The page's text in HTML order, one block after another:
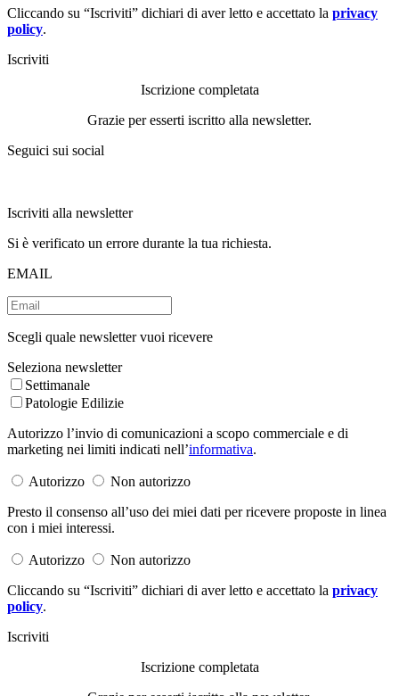
Cliccando su “Iscriviti” dichiari di aver letto e accettato la privacy
policy.
Iscriviti
Iscrizione completata
Grazie per esserti iscritto alla newsletter.
Seguici sui social
Iscriviti alla newsletter
Si è verificato un errore durante la tua richiesta.
EMAIL
Scegli quale newsletter vuoi ricevere
Seleziona newsletter
Settimanale
Patologie Edilizie
Autorizzo l’invio di comunicazioni a scopo commerciale e di
marketing nei limiti indicati nell’informativa.
Autorizzo
Non autorizzo
Presto il consenso all’uso dei miei dati per ricevere proposte in linea
con i miei interessi.
Autorizzo
Non autorizzo
Cliccando su “Iscriviti” dichiari di aver letto e accettato la privacy
policy.
Iscriviti
Iscrizione completata